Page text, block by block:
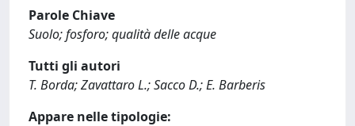
Parole Chiave
Suolo; fosforo; qualità delle acque
Tutti gli autori
T. Borda; Zavattaro L.; Sacco D.; E. Barberis
Appare nelle tipologie: